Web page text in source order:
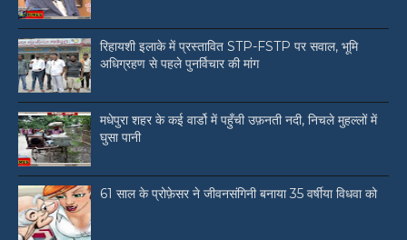
रिहायशी इलाके में प्रस्तावित STP-FSTP पर सवाल, भूमि
अधिग्रहण से पहले पुनर्विचार की मांग
मधेपुरा शहर के कई वार्डो में पहुँची उफ़नती नदी, निचले मुहल्लों में
घुसा पानी
61 साल के प्रोफ़ेसर ने जीवनसंगिनी बनाया 35 वर्षीया विधवा को